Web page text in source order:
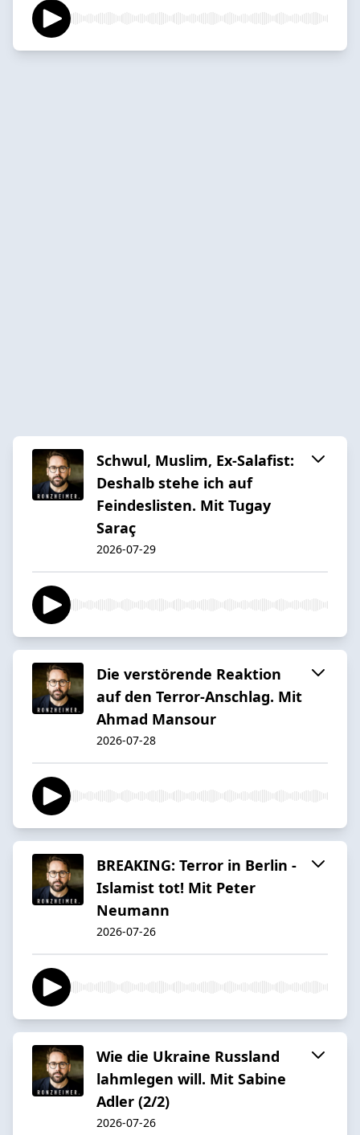
Schwul, Muslim, Ex-Salafist:
Deshalb stehe ich auf
Feindeslisten. Mit Tugay
Saraç
2026-07-29
Die verstörende Reaktion
auf den Terror-Anschlag. Mit
Ahmad Mansour
2026-07-28
BREAKING: Terror in Berlin -
Islamist tot! Mit Peter
Neumann
2026-07-26
Wie die Ukraine Russland
lahmlegen will. Mit Sabine
Adler (2/2)
2026-07-26